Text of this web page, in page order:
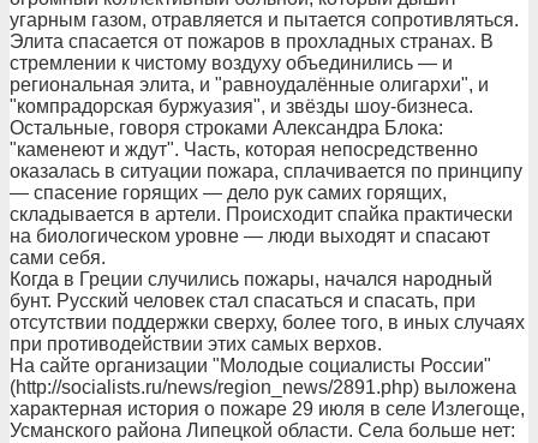
угарным газом, отравляется и пытается сопротивляться.
Элита спасается от пожаров в прохладных странах. В
стремлении к чистому воздуху объединились — и
региональная элита, и "равноудалённые олигархи", и
"компрадорская буржуазия", и звёзды шоу-бизнеса.
Остальные, говоря строками Александра Блока:
"каменеют и ждут". Часть, которая непосредственно
оказалась в ситуации пожара, сплачивается по принципу
— спасение горящих — дело рук самих горящих,
складывается в артели. Происходит спайка практически
на биологическом уровне — люди выходят и спасают
сами себя.
Когда в Греции случились пожары, начался народный
бунт. Русский человек стал спасаться и спасать, при
отсутствии поддержки сверху, более того, в иных случаях
при противодействии этих самых верхов.
На сайте организации "Молодые социалисты России"
(http://socialists.ru/news/region_news/2891.php) выложена
характерная история о пожаре 29 июля в селе Излегоще,
Усманского района Липецкой области. Села больше нет: